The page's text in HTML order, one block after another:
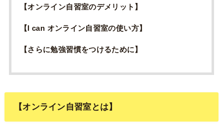
【オンライン自習室のデメリット】
【I can オンライン自習室の使い方】
【さらに勉強習慣をつけるために】
【オンライン自習室とは】